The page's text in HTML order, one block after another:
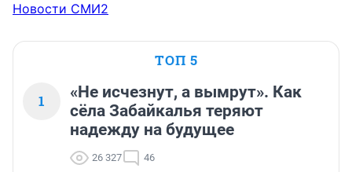
Новости СМИ2
ТОП 5
1
«Не исчезнут, а вымрут». Как
сёла Забайкалья теряют
надежду на будущее
26 327 46